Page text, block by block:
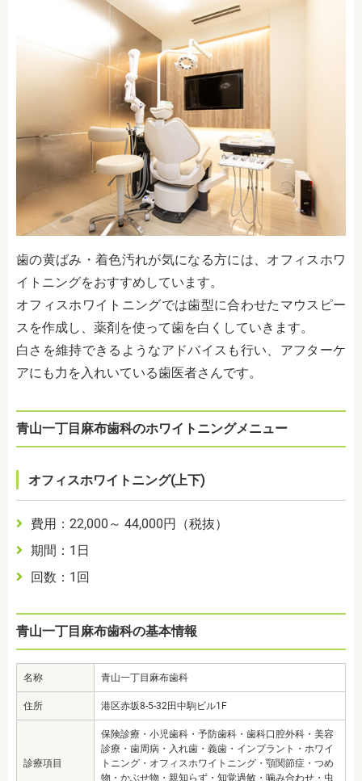
歯の黄ばみ・着色汚れが気になる方には、オフィスホワ
イトニングをおすすめしています。
オフィスホワイトニングでは歯型に合わせたマウスピー
スを作成し、薬剤を使って歯を白くしていきます。
白さを維持できるようなアドバイスも行い、アフターケ
アにも力を入れいている歯医者さんです。
青山一丁目麻布歯科のホワイトニングメニュー
オフィスホワイトニング(上下)
費用：22,000～ 44,000円（税抜）
期間：1日
回数：1回
青山一丁目麻布歯科の基本情報
名称 青山一丁目麻布歯科
住所 港区赤坂8-5-32田中駒ビル1F
診療項目
保険診療・小児歯科・予防歯科・歯科口腔外科・美容
診療・歯周病・入れ歯・義歯・インプラント・ホワイ
トニング・オフィスホワイトニング・顎関節症・つめ
物・かぶせ物・親知らず・知覚過敏・噛み合わせ・虫